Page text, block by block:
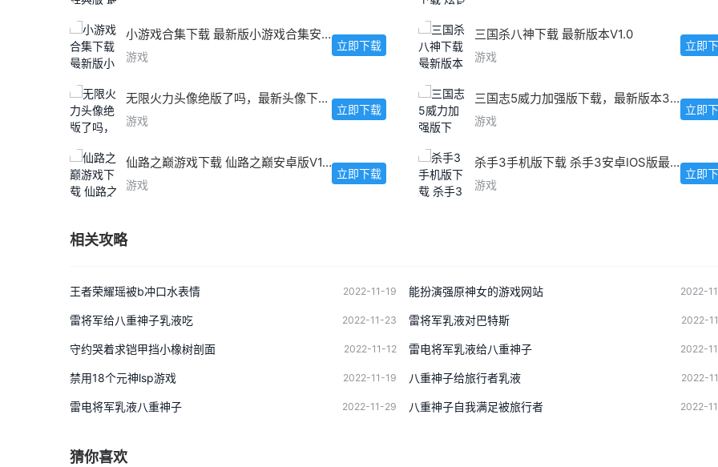
小游戏合集下载 最新版小游戏合集安卓IOS版
游戏
立即下载
三国杀八神下载 最新版本V1.0
游戏
立即
无限火力头像绝版了吗，最新头像下载教程
游戏
立即下载
三国志5威力加强版下载，最新版本3.0.1安卓IOS版
游戏
立即
仙路之巅游戏下载 仙路之巅安卓版V1.0最新版
游戏
立即下载
杀手3手机版下载 杀手3安卓IOS版最新下载
游戏
立即
相关攻略
王者荣耀瑶被b冲口水表情 2022-11-19 能扮演强原神女的游戏网站 2022-
雷将军给八重神子乳液吃 2022-11-23 雷将军乳液对巴特斯 2022-
守约哭着求铠甲挡小橡树剖面 2022-11-12 雷电将军乳液给八重神子 2022-
禁用18个元神lsp游戏 2022-11-19 八重神子给旅行者乳液 2022-
雷电将军乳液八重神子 2022-11-29 八重神子自我满足被旅行者 2022-
猜你喜欢